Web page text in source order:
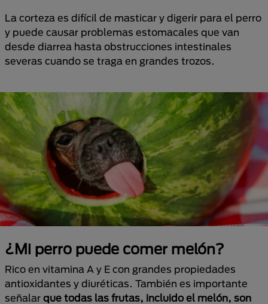
La corteza es difícil de masticar y digerir para el perro
y puede causar problemas estomacales que van
desde diarrea hasta obstrucciones intestinales
severas cuando se traga en grandes trozos.
¿Mi perro puede comer melón?
Rico en vitamina A y E con grandes propiedades
antioxidantes y diuréticas. También es importante
señalar que todas las frutas, incluido el melón, son